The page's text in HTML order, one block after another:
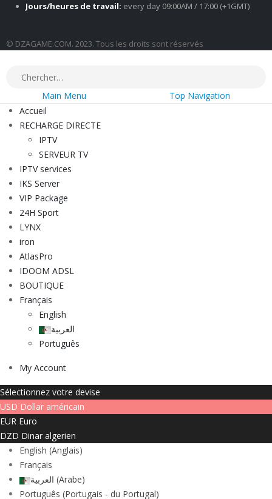
Jours/heures de travail: every day 09:00AM / 17:00 (+1GMT)
© DZAGAME.COM. 2023. Tous les droits sont réservés
Main Menu
Top Navigation
Accueil
RECHARGE DIRECTE
IPTV
SERVEUR TV
IPTV services
IKS Server
VIP Package
24H Sport
LYNX
iron
AtlasPro
IDOOM ADSL
BOUTIQUE
Français
English
العربية
Português
My Account
Sélectionnez votre devise
USD Dollar américain
EUR Euro
DZD Dinar algerien
English (Anglais)
Français
العربية (Arabe)
Português (Portugais - du Portugal)